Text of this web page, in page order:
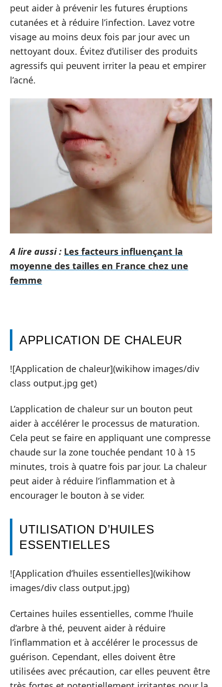
peut aider à prévenir les futures éruptions
cutanées et à réduire l’infection. Lavez votre
visage au moins deux fois par jour avec un
nettoyant doux. Évitez d’utiliser des produits
agressifs qui peuvent irriter la peau et empirer
l’acné.
A lire aussi : Les facteurs influençant la
moyenne des tailles en France chez une
femme
APPLICATION DE CHALEUR
![Application de chaleur](wikihow images/div
class output.jpg get)
L’application de chaleur sur un bouton peut
aider à accélérer le processus de maturation.
Cela peut se faire en appliquant une compresse
chaude sur la zone touchée pendant 10 à 15
minutes, trois à quatre fois par jour. La chaleur
peut aider à réduire l’inflammation et à
encourager le bouton à se vider.
UTILISATION D’HUILES
ESSENTIELLES
![Application d’huiles essentielles](wikihow
images/div class output.jpg)
Certaines huiles essentielles, comme l’huile
d’arbre à thé, peuvent aider à réduire
l’inflammation et à accélérer le processus de
guérison. Cependant, elles doivent être
utilisées avec précaution, car elles peuvent être